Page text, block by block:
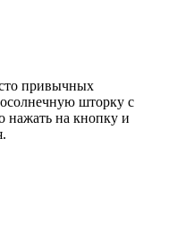
привычных
шторку с
нажать на кнопку и